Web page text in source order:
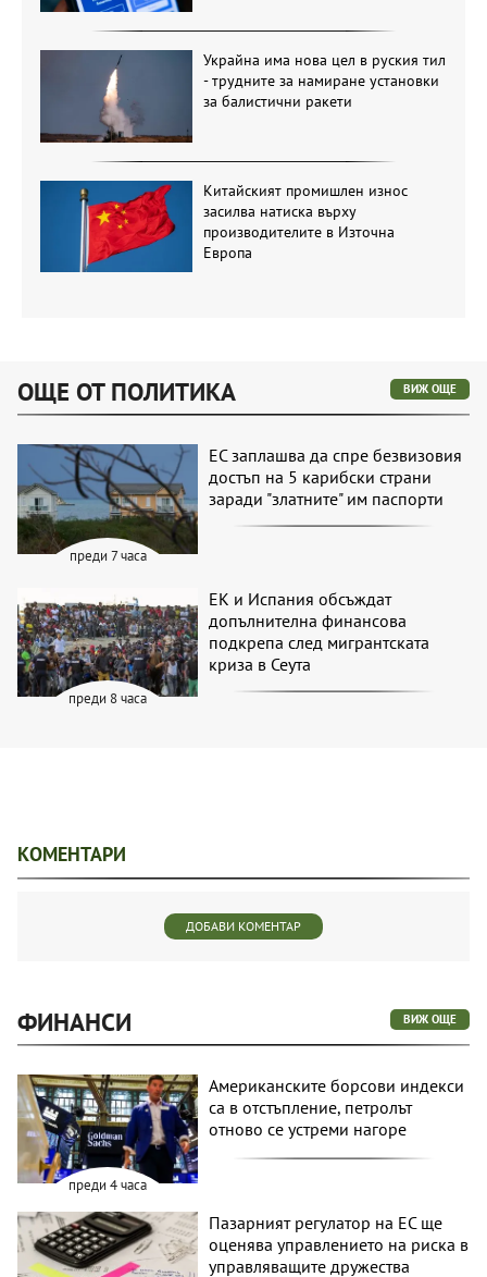
Украйна има нова цел в руския тил
- трудните за намиране установки
за балистични ракети
Китайският промишлен износ
засилва натиска върху
производителите в Източна
Европа
ОЩЕ ОТ ПОЛИТИКА ВИЖ ОЩЕ
преди 7 часа
ЕС заплашва да спре безвизовия
достъп на 5 карибски страни
заради "златните" им паспорти
преди 8 часа
ЕК и Испания обсъждат
допълнителна финансова
подкрепа след мигрантската
криза в Сеута
КОМЕНТАРИ
ДОБАВИ КОМЕНТАР
ФИНАНСИ ВИЖ ОЩЕ
преди 4 часа
Американските борсови индекси
са в отстъпление, петролът
отново се устреми нагоре
Пазарният регулатор на ЕС ще
оценява управлението на риска в
управляващите дружества